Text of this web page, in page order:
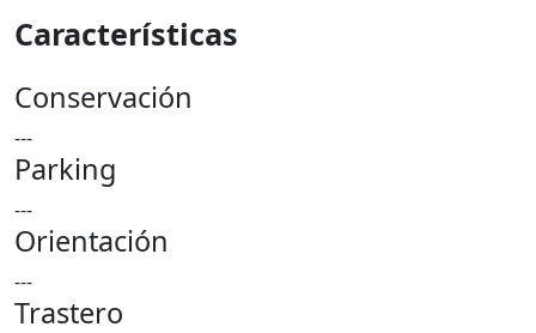
Características
Conservación
---
Parking
---
Orientación
---
Trastero